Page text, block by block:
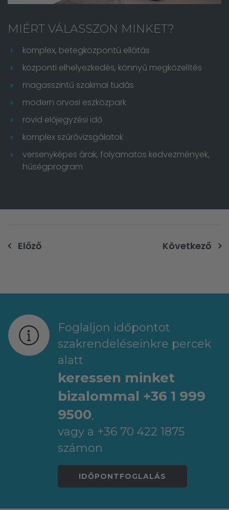
MIÉRT VÁLASSZON MINKET?
komplex, betegközpontú ellátás
központi elhelyezkedés, könnyű megközelítés
magasszintű szakmai tudás
modern orvosi eszközpark
rövid előjegyzési idő
komplex szűrővizsgálatok
versenyképes árak, folyamatos kedvezmények,
hűségprogram
Bejegyzés
Előző Következő
Foglaljon időpontot
szakrendeléseinkre percek
alatt
keressen minket
bizalommal +36 1 999
9500,
vagy a +36 70 422 1875
számon
IDŐPONTFOGLALÁS